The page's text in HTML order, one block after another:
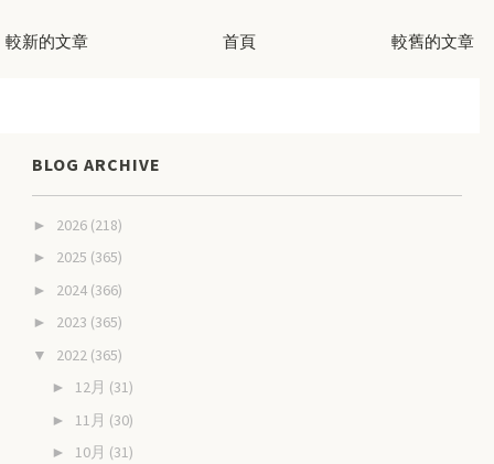
較新的文章 較舊的文章
首頁
BLOG ARCHIVE
► 2026 (218)
► 2025 (365)
► 2024 (366)
► 2023 (365)
▼ 2022 (365)
► 12月 (31)
► 11月 (30)
► 10月 (31)